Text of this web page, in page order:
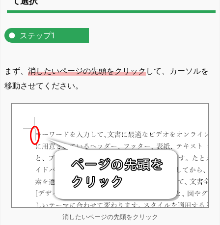
ステップ1
まず、 消したいページの先頭をクリックして、カーソルを
移動させてください。
消したいページの先頭をクリック